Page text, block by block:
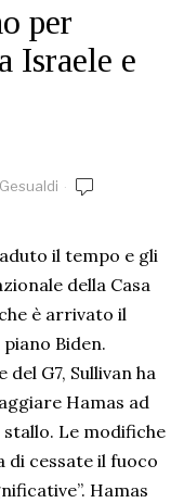
per
Israele e
il tempo e gli
della Casa
è arrivato il
Biden.
G7, Sullivan ha
Hamas ad
Le modifiche
di cessate il fuoco
Hamas